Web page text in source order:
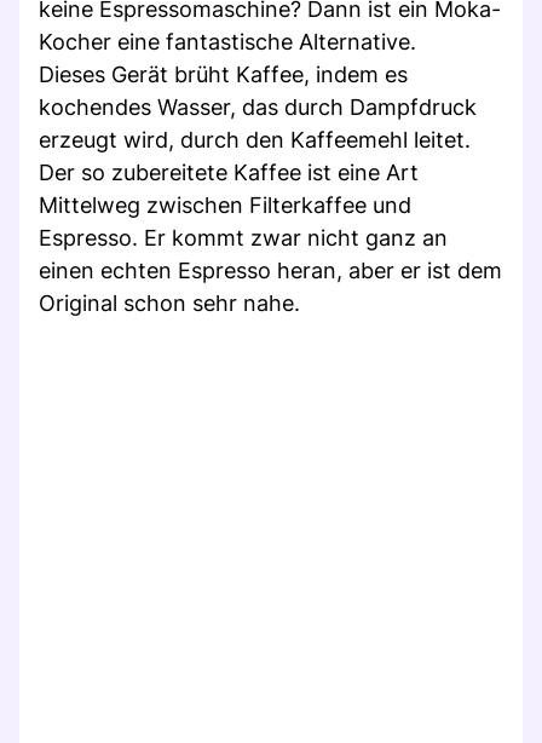
keine Espressomaschine? Dann ist ein Moka-
Kocher eine fantastische Alternative.
Dieses Gerät brüht Kaffee, indem es
kochendes Wasser, das durch Dampfdruck
erzeugt wird, durch den Kaffeemehl leitet.
Der so zubereitete Kaffee ist eine Art
Mittelweg zwischen Filterkaffee und
Espresso. Er kommt zwar nicht ganz an
einen echten Espresso heran, aber er ist dem
Original schon sehr nahe.